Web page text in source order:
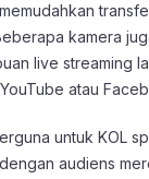
kamera
live streaming
atau
untuk KOL
audiens